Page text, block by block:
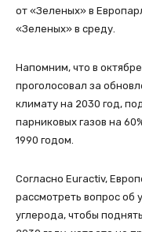
от «Зеленых» в
«Зеленых» в среду.
Напомним, что в
проголосовал за
климату на 2030 год,
парниковых газов на
1990 годом.
Согласно Euractiv,
рассмотреть вопрос об
углерода, чтобы